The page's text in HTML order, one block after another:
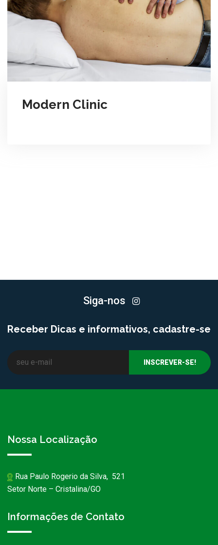
Modern Clinic
Siga-nos
Receber Dicas e informativos, cadastre-se
Nossa Localização
Rua Paulo Rogerio da Silva, 521
Setor Norte – Cristalina/GO
Informações de Contato